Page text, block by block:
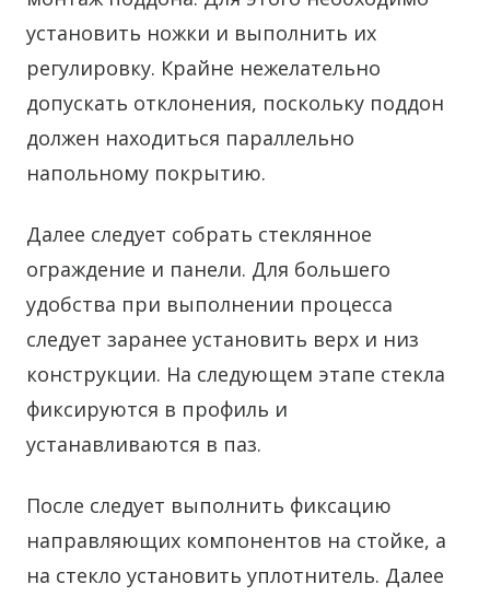
установить ножки и выполнить их
регулировку. Крайне нежелательно
допускать отклонения, поскольку поддон
должен находиться параллельно
напольному покрытию.
Далее следует собрать стеклянное
ограждение и панели. Для большего
удобства при выполнении процесса
следует заранее установить верх и низ
конструкции. На следующем этапе стекла
фиксируются в профиль и
устанавливаются в паз.
После следует выполнить фиксацию
направляющих компонентов на стойке, а
на стекло установить уплотнитель. Далее